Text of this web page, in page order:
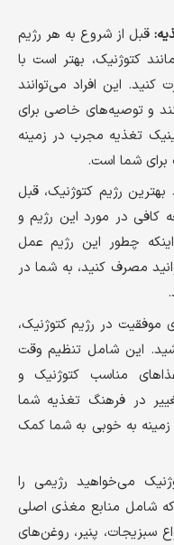
قبل از شروع به هر رژیم
کتوژنیک، بهتر است با
این افراد می‌توانند
و توصیه‌های خاصی برای
تغذیه مجرب در زمینه
برای شما است.
رژیم کتوژنیک، قبل
کافی در مورد این رژیم و
چطور این رژیم عمل
مصرف کنید، به شما در
موفقیت در رژیم کتوژنیک،
این شامل تنظیم وقت
مناسب کتوژنیک و
در فرهنگ تغذیه شما
زمینه به خوبی به شما کمک
می‌خواهید رژیمی را
شامل منابع مغذی اصلی
سبزیجات، پنیر، روغن‌های